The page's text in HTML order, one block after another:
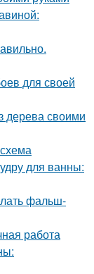
для своей
дерева своими
для ванны:
фальш-
работа